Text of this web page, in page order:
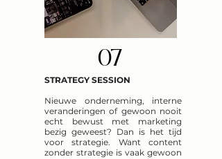
07
STRATEGY SESSION
Nieuwe onderneming, interne
veranderingen of gewoon nooit
echt bewust met marketing
bezig geweest? Dan is het tijd
voor strategie. Want content
zonder strategie is vaak gewoon